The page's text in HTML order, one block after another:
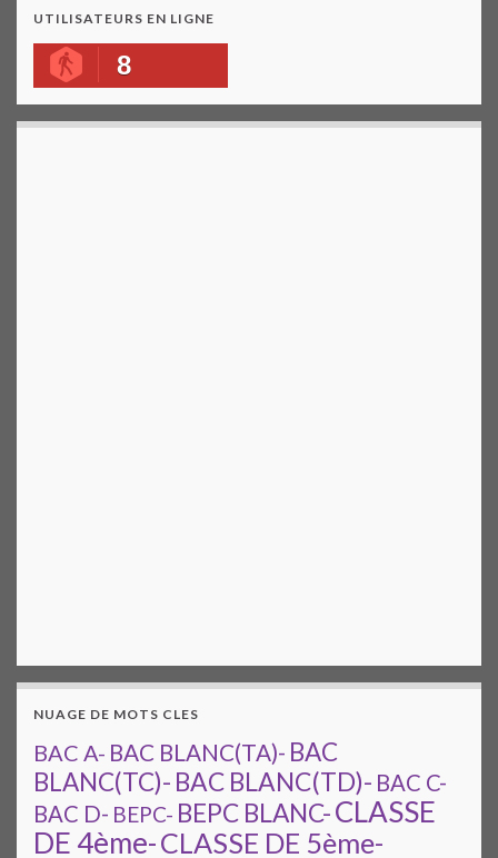
UTILISATEURS EN LIGNE
8
NUAGE DE MOTS CLES
BAC A- BAC BLANC(TA)- BAC
BLANC(TC)- BAC BLANC(TD)- BAC C-
BAC D- BEPC- BEPC BLANC-CLASSE
DE 4ème-CLASSE DE 5ème-